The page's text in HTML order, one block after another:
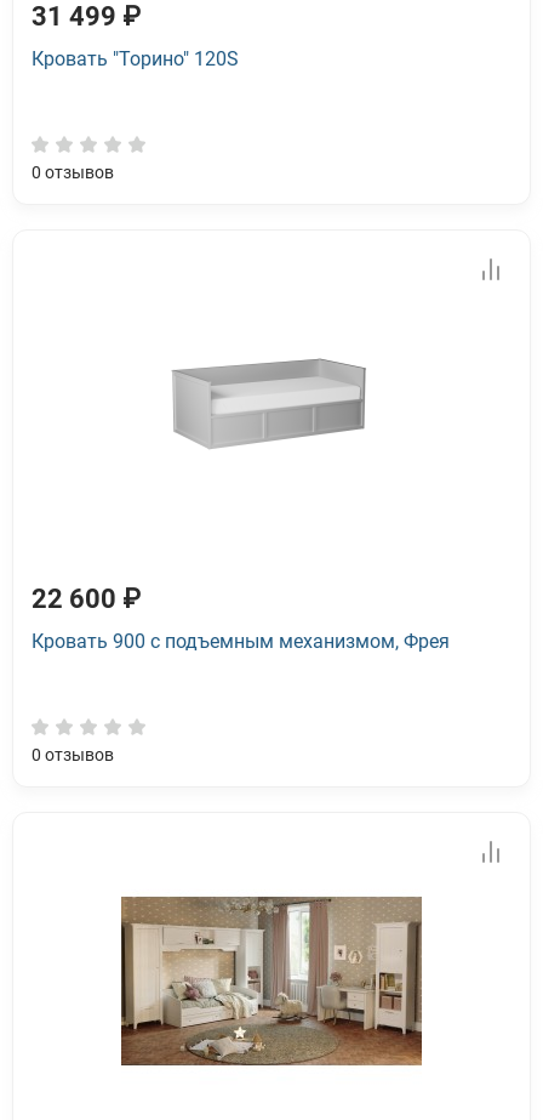
31 499 ₽
Кровать "Торино" 120S
0 отзывов
22 600 ₽
Кровать 900 с подъемным механизмом, Фрея
0 отзывов